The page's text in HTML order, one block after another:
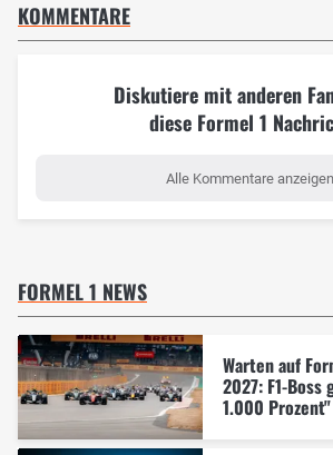
KOMMENTARE
Diskutiere mit anderen
diese Formel 1
Alle Kommentare anzeigen
FORMEL 1 NEWS
Warten auf
2027: F1-
1.000